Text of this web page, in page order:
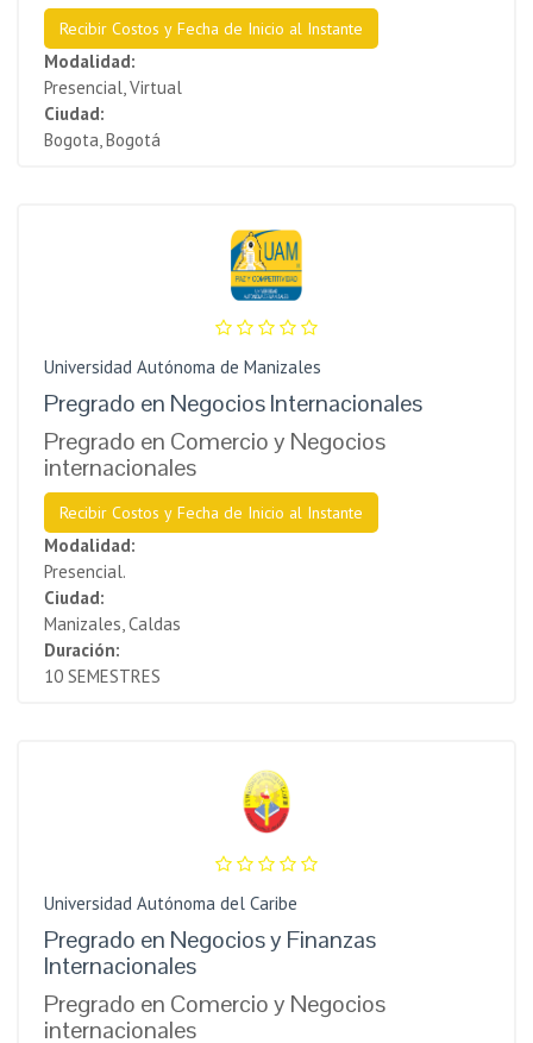
Recibir Costos y Fecha de Inicio al Instante
Modalidad:
Presencial, Virtual
Ciudad:
Bogota, Bogotá
Universidad Autónoma de Manizales
Pregrado en Negocios Internacionales
Pregrado en Comercio y Negocios
internacionales
Recibir Costos y Fecha de Inicio al Instante
Modalidad:
Presencial.
Ciudad:
Manizales, Caldas
Duración:
10 SEMESTRES
Universidad Autónoma del Caribe
Pregrado en Negocios y Finanzas
Internacionales
Pregrado en Comercio y Negocios
internacionales